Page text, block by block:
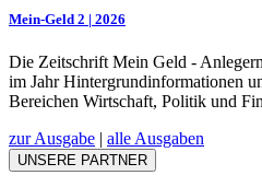
Mein-Geld 2 | 2026
Die Zeitschrift Mein Geld -
im Jahr Hintergrundinformationen
Bereichen Wirtschaft, Politik und
zur Ausgabe | alle Ausgaben
UNSERE PARTNER